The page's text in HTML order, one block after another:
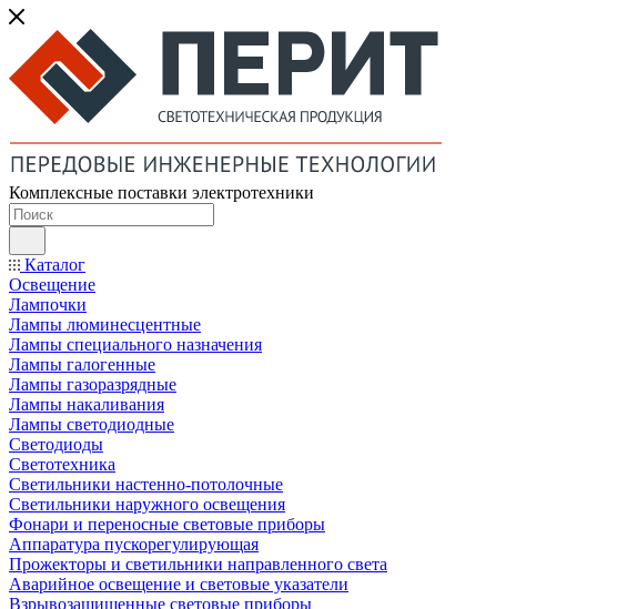
Комплексные поставки электротехники
Каталог
Освещение
Лампочки
Лампы люминесцентные
Лампы специального назначения
Лампы галогенные
Лампы газоразрядные
Лампы накаливания
Лампы светодиодные
Светодиоды
Светотехника
Светильники настенно-потолочные
Светильники наружного освещения
Фонари и переносные световые приборы
Аппаратура пускорегулирующая
Прожекторы и светильники направленного света
Аварийное освещение и световые указатели
Взрывозащищенные световые приборы